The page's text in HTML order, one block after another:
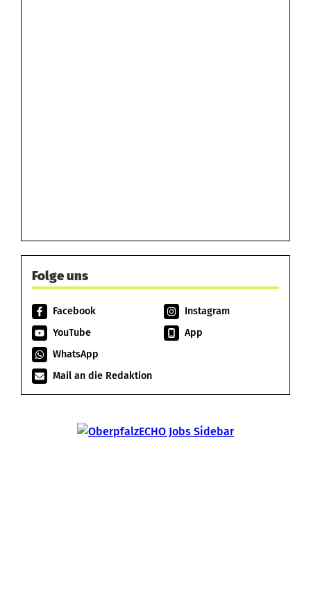
Folge uns
Facebook
Instagram
YouTube
App
WhatsApp
Mail an die Redaktion